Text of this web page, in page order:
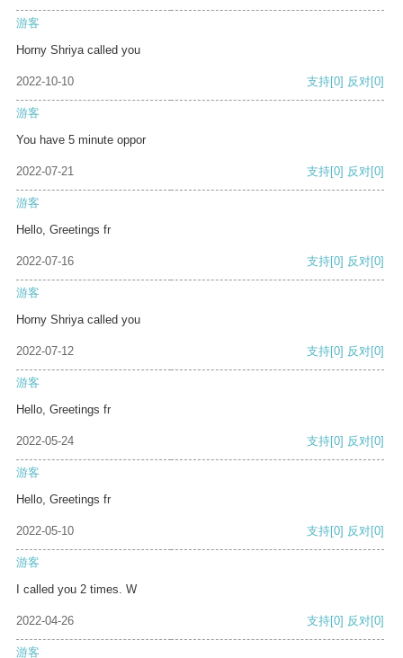
游客
Horny Shriya called you
2022-10-10 支持[0] 反对[0]
游客
You have 5 minute oppor
2022-07-21 支持[0] 反对[0]
游客
Hello, Greetings fr
2022-07-16 支持[0] 反对[0]
游客
Horny Shriya called you
2022-07-12 支持[0] 反对[0]
游客
Hello, Greetings fr
2022-05-24 支持[0] 反对[0]
游客
Hello, Greetings fr
2022-05-10 支持[0] 反对[0]
游客
I called you 2 times. W
2022-04-26 支持[0] 反对[0]
游客